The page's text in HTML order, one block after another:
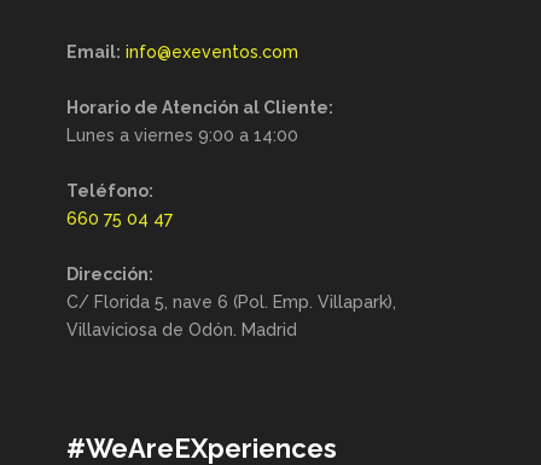
Email: info@exeventos.com
Horario de Atención al Cliente:
Lunes a viernes 9:00 a 14:00
Teléfono:
660 75 04 47
Dirección:
C/ Florida 5, nave 6 (Pol. Emp. Villapark),
Villaviciosa de Odón. Madrid
#WeAreEXperiences